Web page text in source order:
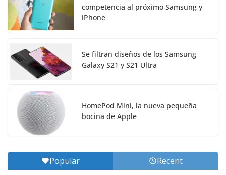
competencia al próximo Samsung y
iPhone
Se filtran diseños de los Samsung
Galaxy S21 y S21 Ultra
HomePod Mini, la nueva pequeña
bocina de Apple
Popular Recent